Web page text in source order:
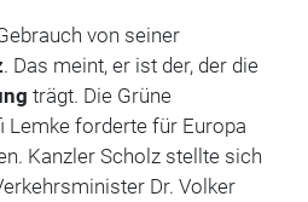
von seiner
. Das meint, er ist der, der die
trägt. Die Grüne
forderte für Europa
Kanzler Scholz stellte sich
Dr. Volker